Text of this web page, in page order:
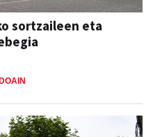
sortzaileen eta